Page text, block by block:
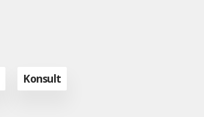
Konsult